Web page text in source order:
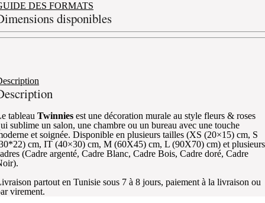
DES FORMATS
disponibles
tableau Twinnies est une décoration murale au style fleurs & roses
sublime un salon, une chambre ou un bureau avec une touche
et soignée. Disponible en plusieurs tailles (XS (20×15) cm, S
cm, IT (40×30) cm, M (60X45) cm, L (90X70) cm) et plusieurs
(Cadre argenté, Cadre Blanc, Cadre Bois, Cadre doré, Cadre
partout en Tunisie sous 7 à 8 jours, paiement à la livraison ou
virement.